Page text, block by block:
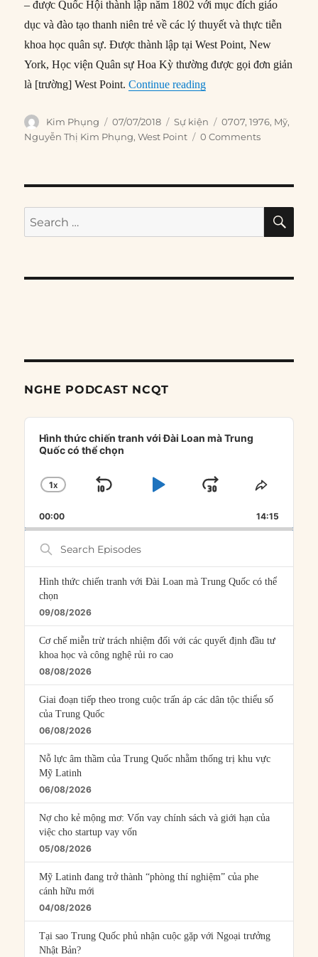
– được Quốc Hội thành lập năm 1802 với mục đích giáo
dục và đào tạo thanh niên trẻ về các lý thuyết và thực tiễn
khoa học quân sự. Được thành lập tại West Point, New
York, Học viện Quân sự Hoa Kỳ thường được gọi đơn giản
là [trường] West Point.Continue reading“07/07/1976: Học viên
Author
Kim Phụng
Posted
on
07/07/2018 Categories
Sự kiện Tags
0707,1976, Mỹ,
Nguyễn Thị Kim Phụng,West Point 0 Comments
Search
for:
NGHE PODCAST NCQT
Audio
Player
Hình thức chiến tranh với Đài Loan mà Trung
Quốc có thể chọn
CHANGE
RATE
1X
SKIP
PLAYJUMP
FORWARD
SHARE
00:00 14:15
Search
Episodes
Hình thức chiến tranh với Đài Loan mà Trung Quốc có thể
chọn
09/08/2026
Cơ chế miễn trừ trách nhiệm đối với các quyết định đầu tư
khoa học và công nghệ rủi ro cao
08/08/2026
Giai đoạn tiếp theo trong cuộc trấn áp các dân tộc thiểu số
của Trung Quốc
06/08/2026
Nỗ lực âm thầm của Trung Quốc nhằm thống trị khu vực
Mỹ Latinh
06/08/2026
Nợ cho kẻ mộng mơ: Vốn vay chính sách và giới hạn của
việc cho startup vay vốn
05/08/2026
Mỹ Latinh đang trở thành “phòng thí nghiệm” của phe
cánh hữu mới
04/08/2026
Tại sao Trung Quốc phủ nhận cuộc gặp với Ngoại trưởng
Nhật Bản?